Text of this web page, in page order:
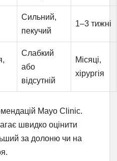
Сильний,
пекучий
1–3 тижні
Слабкий
або
відсутній
Місяці,
хірургія
Mayo Clinic.
швидко оцінити
за долоню чи на